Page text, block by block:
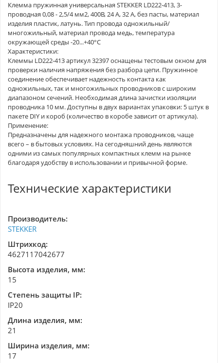
Клемма пружинная универсальная STEKKER LD222-413, 3-
проводная 0,08 - 2,5/4 мм2, 400В, 24 A, 32 A, без пасты, материал
изделия пластик, латунь. Тип провода одножильный/
многожильный, материал провода медь, температура
окружающей среды -20...+40°C
Характеристики:
Клеммы LD222-413 артикул 32397 оснащены тестовым окном для
проверки наличия напряжения без разбора цепи. Пружинное
соединение обеспечивает надежность контакта как
одножильных, так и многожильных проводников с широким
диапазоном сечений. Необходимая длина зачистки изоляции
проводника 10 мм. Доступны в двух вариантах упаковки: 5 штук в
пакете DIY и короб (количество в коробе зависит от артикула).
Применение:
Предназначены для надежного монтажа проводников, чаще
всего – в бытовых условиях. На сегодняшний день являются
одними из самых популярных компактных клемм на рынке
благодаря удобству в использовании и привычной форме.
Технические характеристики
Производитель:
STEKKER
Штрихкод:
4627117042677
Высота изделия, мм:
15
Степень защиты IP:
IP20
Длина изделия, мм:
21
Ширина изделия, мм:
17